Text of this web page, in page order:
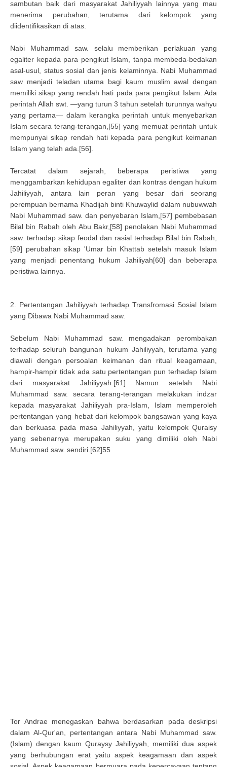
sambutan baik dari masyarakat Jahiliyyah lainnya yang mau
menerima perubahan, terutama dari kelompok yang
diidentifikasikan di atas.
Nabi Muhammad saw. selalu memberikan perlakuan yang
egaliter kepada para pengikut Islam, tanpa membeda-bedakan
asal-usul, status sosial dan jenis kelaminnya. Nabi Muhammad
saw menjadi teladan utama bagi kaum muslim awal dengan
memiliki sikap yang rendah hati pada para pengikut Islam. Ada
perintah Allah swt. —yang turun 3 tahun setelah turunnya wahyu
yang pertama— dalam kerangka perintah untuk menyebarkan
Islam secara terang-terangan,[55] yang memuat perintah untuk
mempunyai sikap rendah hati kepada para pengikut keimanan
Islam yang telah ada.[56].
Tercatat dalam sejarah, beberapa peristiwa yang
menggambarkan kehidupan egaliter dan kontras dengan hukum
Jahiliyyah, antara lain peran yang besar dari seorang
perempuan bernama Khadijah binti Khuwaylid dalam nubuwwah
Nabi Muhammad saw. dan penyebaran Islam,[57] pembebasan
Bilal bin Rabah oleh Abu Bakr,[58] penolakan Nabi Muhammad
saw. terhadap sikap feodal dan rasial terhadap Bilal bin Rabah,
[59] perubahan sikap 'Umar bin Khattab setelah rnasuk Islam
yang menjadi penentang hukum Jahiliyah[60] dan beberapa
peristiwa lainnya.
2. Pertentangan Jahiliyyah terhadap Transfromasi Sosial Islam
yang Dibawa Nabi Muhammad saw.
Sebelum Nabi Muhammad saw. mengadakan perombakan
terhadap seluruh bangunan hukum Jahiliyyah, terutama yang
diawali dengan persoalan keimanan dan ritual keagamaan,
hampir-hampir tidak ada satu pertentangan pun terhadap Islam
dari masyarakat Jahiliyyah.[61] Namun setelah Nabi
Muhammad saw. secara terang-terangan melakukan indzar
kepada masyarakat Jahiliyyah pra-Islam, Islam memperoleh
pertentangan yang hebat dari kelompok bangsawan yang kaya
dan berkuasa pada masa Jahiliyyah, yaitu kelompok Quraisy
yang sebenarnya merupakan suku yang dimiliki oleh Nabi
Muhammad saw. sendiri.[62]55
Tor Andrae menegaskan bahwa berdasarkan pada deskripsi
dalam Al-Qur'an, pertentangan antara Nabi Muhammad saw.
(Islam) dengan kaum Quraysy Jahiliyyah, memiliki dua aspek
yang berhubungan erat yaitu aspek keagamaan dan aspek